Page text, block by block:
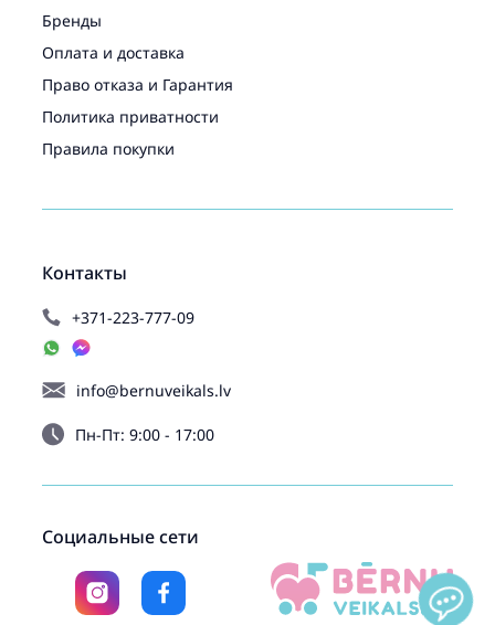
Контакты
+371-223-777-09
info@bernuveikals.lv
Пн-Пт: 9:00 - 17:00
Бренды
Оплата и доставка
Право отказа и Гарантия
Политика приватности
Правила покупки
Социальные сети